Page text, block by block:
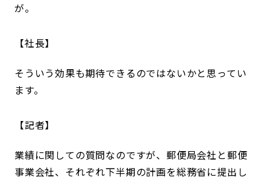
が。
社長
そういう効果も期待できるのではないかと思ってい
ます。
記者
業績に関しての質問なのですが、郵便局会社と郵便
事業会社、それぞれ下半期の計画を総務省に提出し